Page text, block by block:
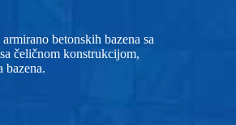
betonskih bazena sa
čeličnom konstrukcijom,
bazena.